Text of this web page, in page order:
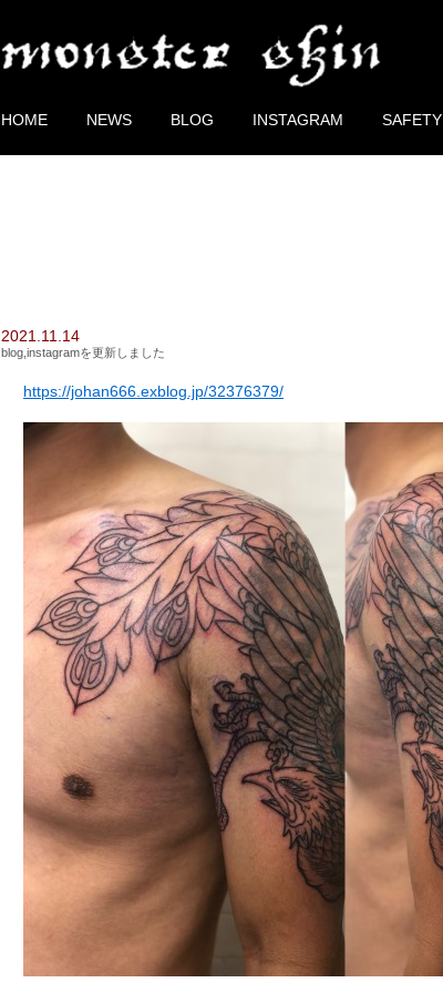
HOME NEWS BLOG INSTAGRAM SAFETY
2021.11.14
blog,instagramを更新しました
https://johan666.exblog.jp/32376379/